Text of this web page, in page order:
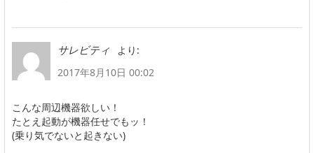
サレビティ
より:
2017年8月10日 00:02
こんな周辺機器欲しい！
たとえ起動が機器任せでもッ！
(乗り気でないと起きない)